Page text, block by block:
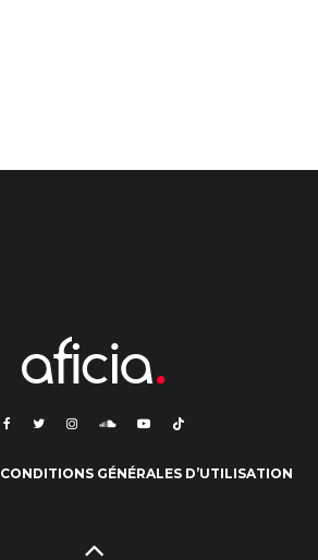
CONDITIONS GÉNÉRALES D’UTILISATION